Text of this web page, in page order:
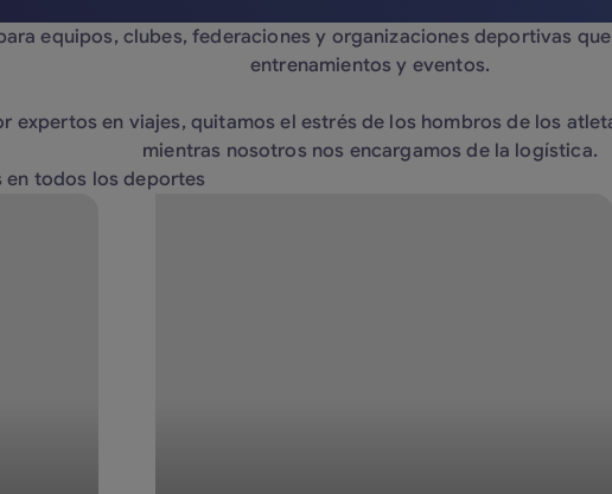
equipos, clubes, federaciones y organizaciones deportivas
entrenamientos y eventos.
expertos en viajes, quitamos el estrés de los hombros de los
mientras nosotros nos encargamos de la logística.
todos los deportes